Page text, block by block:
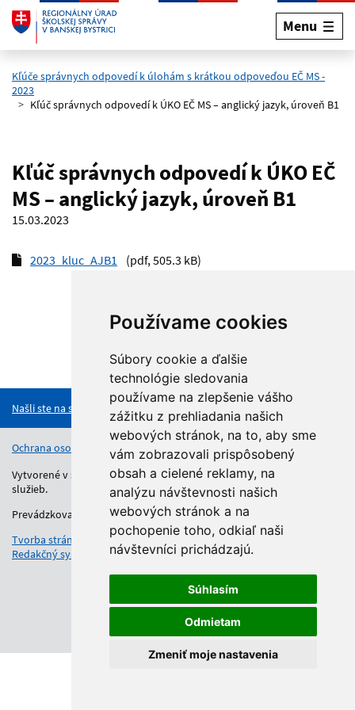
Používame cookies
Súbory cookie a ďalšie
technológie sledovania
používame na zlepšenie vášho
zážitku z prehliadania našich
webových stránok, na to, aby sme
vám zobrazovali prispôsobený
obsah a cielené reklamy, na
analýzu návštevnosti našich
webových stránok a na
pochopenie toho, odkiaľ naši
návštevníci prichádzajú.
Súhlasím
Odmietam
Zmeniť moje nastavenia
Preskočiť na hlavný obsah
Menu
Kľúče správnych odpovedí k úlohám s krátkou odpoveďou EČ MS -
2023
Kľúč správnych odpovedí k ÚKO EČ MS – anglický jazyk, úroveň B1
Kľúč správnych odpovedí k ÚKO EČ
MS – anglický jazyk, úroveň B1
15.03.2023
2023_kluc_AJB1 (pdf, 505.3 kB)
Našli ste na stránke chybu?
Ochrana osobných údajov Vyhlásenie o prístupnosti
Kontakt
Vytvorené v súlade s Jednotným dizajn manuálom elektronických
služieb.
Prevádzkovateľom služby je Regionálny úrad školskej správy.
Tvorba stránok
: Aglo Solutions
Redakčný systém
: SysCom